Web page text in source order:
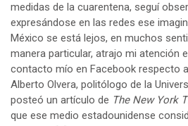
medidas de la cuarentena, seguí
expresándose en las redes ese
México se está lejos, en muchos
manera particular, atrajo mi atención
contacto mío en Facebook respecto
Alberto Olvera, politólogo de la
posteó un artículo de The New York
que ese medio estadounidense